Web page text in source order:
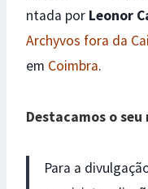
ntada por Leonor
Archyvos fora da
em Coimbra.
Destacamos o seu
Para a